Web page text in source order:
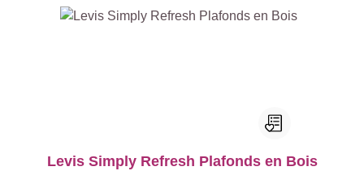
Levis Simply Refresh Plafonds en Bois